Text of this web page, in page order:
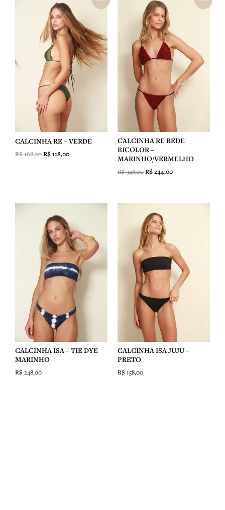
CALCINHA RE – VERDE
R$168,00
preço
original
era:
R$ 168,00.
R$ 118,00
atual
é:
R$ 118,00.
CALCINHA RE REDE
BICOLOR –
MARINHO/VERMELHO
R$348,00
preço
original
era:
R$ 348,00.
R$ 244,00
CALCINHA ISA – TIE DYE
MARINHO
R$ 248,00
CALCINHA ISA JUJU –
PRETO
R$ 158,00